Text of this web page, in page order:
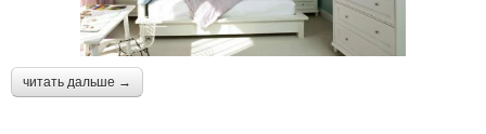
читать дальше →